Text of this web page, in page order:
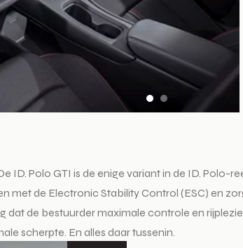
ID. Polo GTI is de enige variant in de ID. Polo-
met de Electronic Stability Control (ESC) en
de bestuurder maximale controle en
scherpte. En alles daar tussenin.